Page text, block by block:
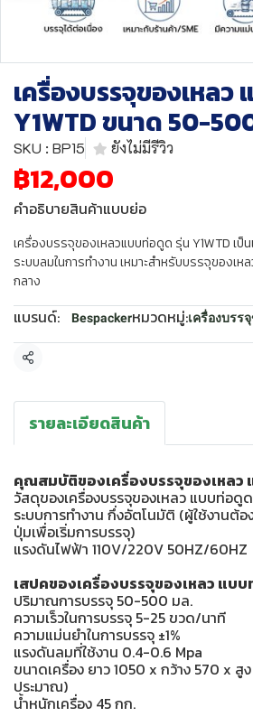
เครื่องบรรจุของเหล
Y1WTD ขนาด 50-
SKU : BP15 ยังไม่มีรีวิว
฿12,000
คำอธิบายสินค้าแบบย่อ
เครื่องบรรจุของเหลวแบบท่อดูด รุ่น Y1WTD เ
ระบบลมในการทำงาน เหมาะสำหรับบรรจุของเ
กลาง
แบรนด์: Bespackerหมวดหมู่:เครื่องบรร
แชร์
รายละเอียดสินค้า
คุณสมบัติของเครื่องบรรจุของเหลว
วัสดุของเครื่องบรรจุของเหลว แบบท่อ
ระบบการทำงาน กึ่งอัตโนมัติ (ผู้ใช้งานต้
ปุ่มเพื่อเริ่มการบรรจุ)
แรงดันไฟฟ้า 110V/220V 50HZ/60HZ
เสปคของเครื่องบรรจุของเหลว แบ
ปริมาณการบรรจุ 50-500 มล.
ความเร็วในการบรรจุ 5-25 ขวด/นาที
ความแม่นยำในการบรรจุ ±1%
แรงดันลมที่ใช้งาน 0.4-0.6 Mpa
ขนาดเครื่อง ยาว 1050 x กว้าง 570 x สู
ประมาณ)
น้ำหนักเครื่อง 45 กก.